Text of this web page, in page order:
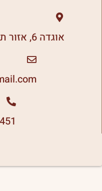
אוגדה 6, אזור תעשיה מישור אדומים